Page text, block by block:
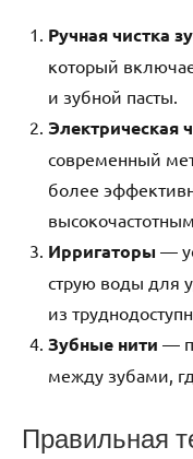
Ручная чистка
который
и зубной пасты.
Электрическая
современный
более
Ирригаторы —
струю воды для
из
Зубные нити —
между зубами,
Правильная